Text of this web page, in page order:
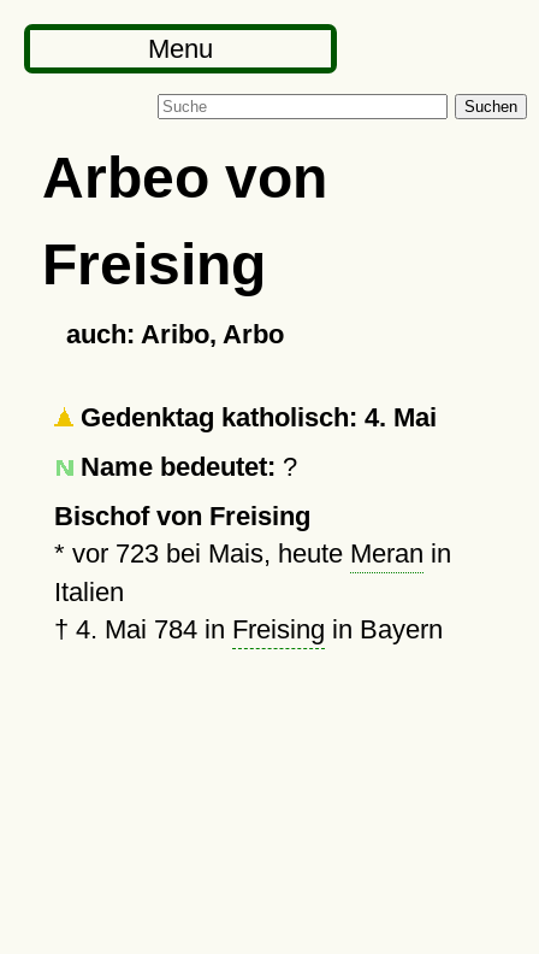
Menu
Suchen
Arbeo von
Freising
auch: Aribo, Arbo
Gedenktag katholisch: 4. Mai
Name bedeutet: ?
Bischof von Freising
* vor 723bei Mais, heute Meran in
Italien
† 4. Mai 784in Freising in Bayern